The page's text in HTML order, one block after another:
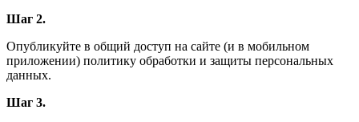
Шаг 2.
Опубликуйте в общий доступ на сайте (и в мобильном
приложении) политику обработки и защиты персональных
данных.
Шаг 3.